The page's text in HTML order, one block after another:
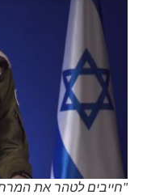
"חייבים לטהר את המרחב